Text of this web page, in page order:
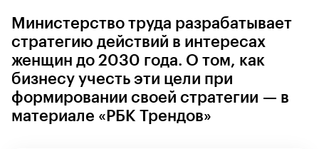
Министерство труда разрабатывает
стратегию действий в интересах
женщин до 2030 года. О том, как
бизнесу учесть эти цели при
формировании своей стратегии — в
материале «РБК Трендов»